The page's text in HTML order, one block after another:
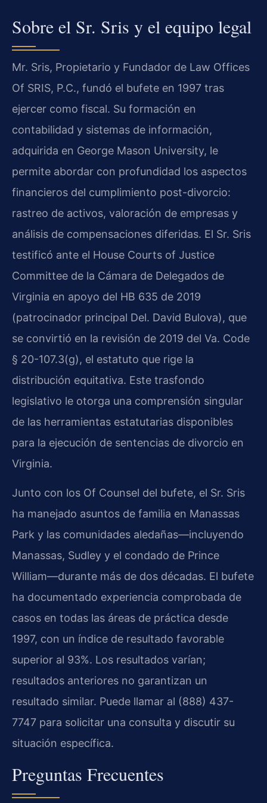
Sobre el Sr. Sris y el equipo legal
Mr. Sris, Propietario y Fundador de Law Offices
Of SRIS, P.C., fundó el bufete en 1997 tras
ejercer como fiscal. Su formación en
contabilidad y sistemas de información,
adquirida en George Mason University, le
permite abordar con profundidad los aspectos
financieros del cumplimiento post-divorcio:
rastreo de activos, valoración de empresas y
análisis de compensaciones diferidas. El Sr. Sris
testificó ante el House Courts of Justice
Committee de la Cámara de Delegados de
Virginia en apoyo del HB 635 de 2019
(patrocinador principal Del. David Bulova), que
se convirtió en la revisión de 2019 del Va. Code
§ 20-107.3(g), el estatuto que rige la
distribución equitativa. Este trasfondo
legislativo le otorga una comprensión singular
de las herramientas estatutarias disponibles
para la ejecución de sentencias de divorcio en
Virginia.
Junto con los Of Counsel del bufete, el Sr. Sris
ha manejado asuntos de familia en Manassas
Park y las comunidades aledañas—incluyendo
Manassas, Sudley y el condado de Prince
William—durante más de dos décadas. El bufete
ha documentado experiencia comprobada de
casos en todas las áreas de práctica desde
1997, con un índice de resultado favorable
superior al 93%. Los resultados varían;
resultados anteriores no garantizan un
resultado similar. Puede llamar al (888) 437-
7747 para solicitar una consulta y discutir su
situación específica.
Preguntas Frecuentes